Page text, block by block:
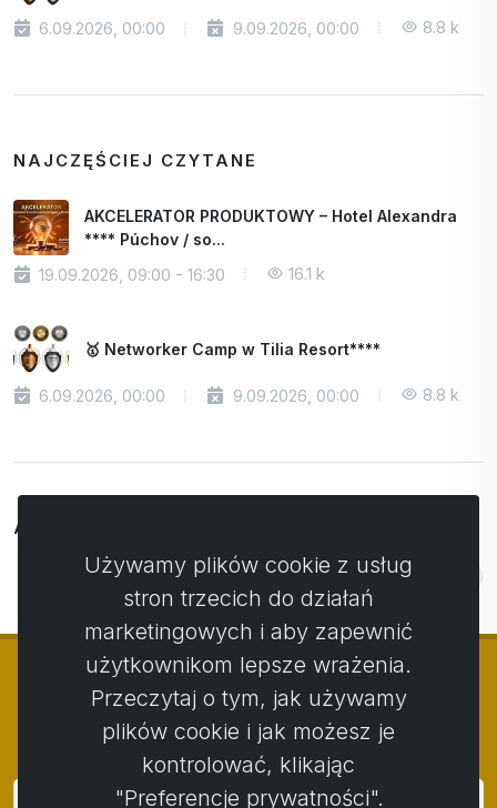
6.09.2026, 00:00 9.09.2026, 00:00 8.8 k
NAJCZĘŚCIEJ CZYTANE
AKCELERATOR PRODUKTOWY – Hotel Alexandra
**** Púchov / so...
19.09.2026, 09:00 - 16:30
16.1 k
🥇 Networker Camp w Tilia Resort****
6.09.2026, 00:00 9.09.2026, 00:00 8.8 k
ARCHIWUM
© Copyright 2014 - 2026 Activstar
Zaloguj się
Używamy plików cookie z usług
stron trzecich do działań
marketingowych i aby zapewnić
użytkownikom lepsze wrażenia.
Przeczytaj o tym, jak używamy
plików cookie i jak możesz je
kontrolować, klikając
"Preferencje prywatności".